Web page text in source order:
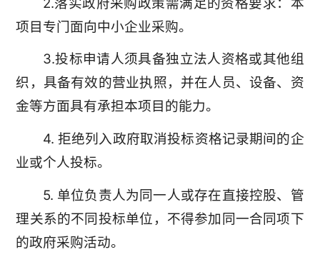
项目专门面向中小企业采购。
3.投标申请人须具备独立法人资格或其他组
织，具备有效的营业执照，并在人员、设备、资
金等方面具有承担本项目的能力。
4. 拒绝列入政府取消投标资格记录期间的企
业或个人投标。
5. 单位负责人为同一人或存在直接控股、管
理关系的不同投标单位，不得参加同一合同项下
的政府采购活动。